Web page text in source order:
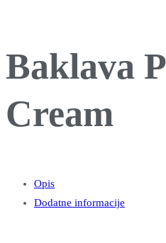
Baklava
Cream
Opis
Dodatne informacije